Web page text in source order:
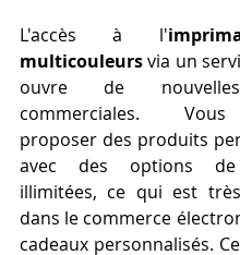
L'accès à l'
multicouleurs via un
ouvre de
commerciales.
proposer des produits
avec des options de
illimitées, ce qui est
dans le commerce